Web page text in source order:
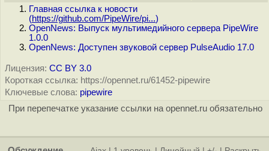
Главная ссылка к новости
(https://github.com/PipeWire/pi...)
OpenNews: Выпуск мультимедийного сервера PipeWire
1.0.0
OpenNews: Доступен звуковой сервер PulseAudio 17.0
Лицензия: CC BY 3.0
Короткая ссылка: https://opennet.ru/61452-pipewire
Ключевые слова: pipewire
При перепечатке указание ссылки на opennet.ru обязательно